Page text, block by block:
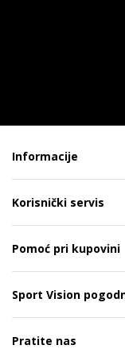
Informacije
Korisnički servis
Pomoć pri kupovini
Sport Vision
Pratite nas